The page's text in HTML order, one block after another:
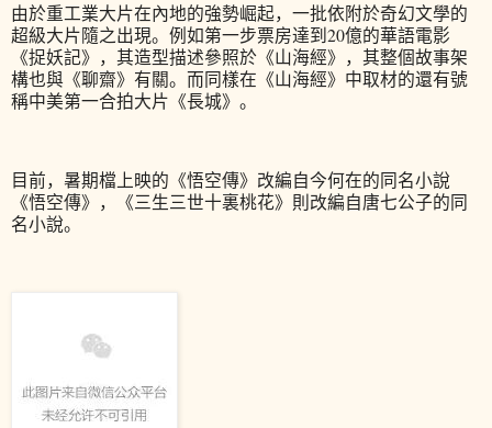
由於重工業大片在內地的強勢崛起，一批依附於奇幻文學的
超級大片隨之出現。例如第一步票房達到20億的華語電影
《捉妖記》，其造型描述參照於《山海經》，其整個故事架
構也與《聊齋》有關。而同樣在《山海經》中取材的還有號
稱中美第一合拍大片《長城》。
目前，暑期檔上映的《悟空傳》改編自今何在的同名小說
《悟空傳》，《三生三世十裏桃花》則改編自唐七公子的同
名小說。